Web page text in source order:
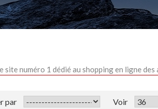
numéro 1 dédié au shopping en ligne
par Voir